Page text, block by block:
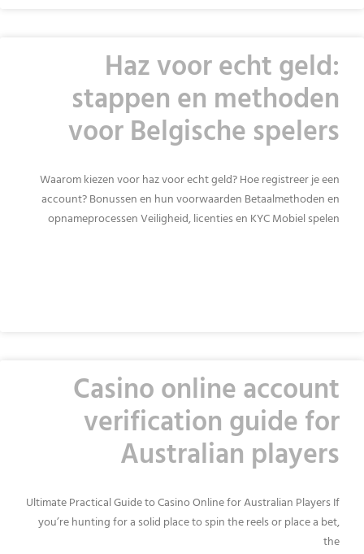
Haz voor echt geld:
stappen en methoden
voor Belgische spelers
Waarom kiezen voor haz voor echt geld? Hoe registreer je een
account? Bonussen en hun voorwaarden Betaalmethoden en
opnameprocessen Veiligheid, licenties en KYC Mobiel spelen
Casino online account
verification guide for
Australian players
Ultimate Practical Guide to Casino Online for Australian Players If
you’re hunting for a solid place to spin the reels or place a bet,
the